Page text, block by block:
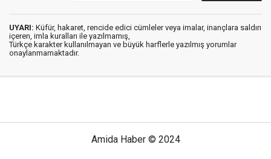
UYARI: Küfür, hakaret, rencide edici cümleler veya imalar, inançlara saldırı
içeren, imla kuralları ile yazılmamış,
Türkçe karakter kullanılmayan ve büyük harflerle yazılmış yorumlar
onaylanmamaktadır.
Amida Haber © 2024